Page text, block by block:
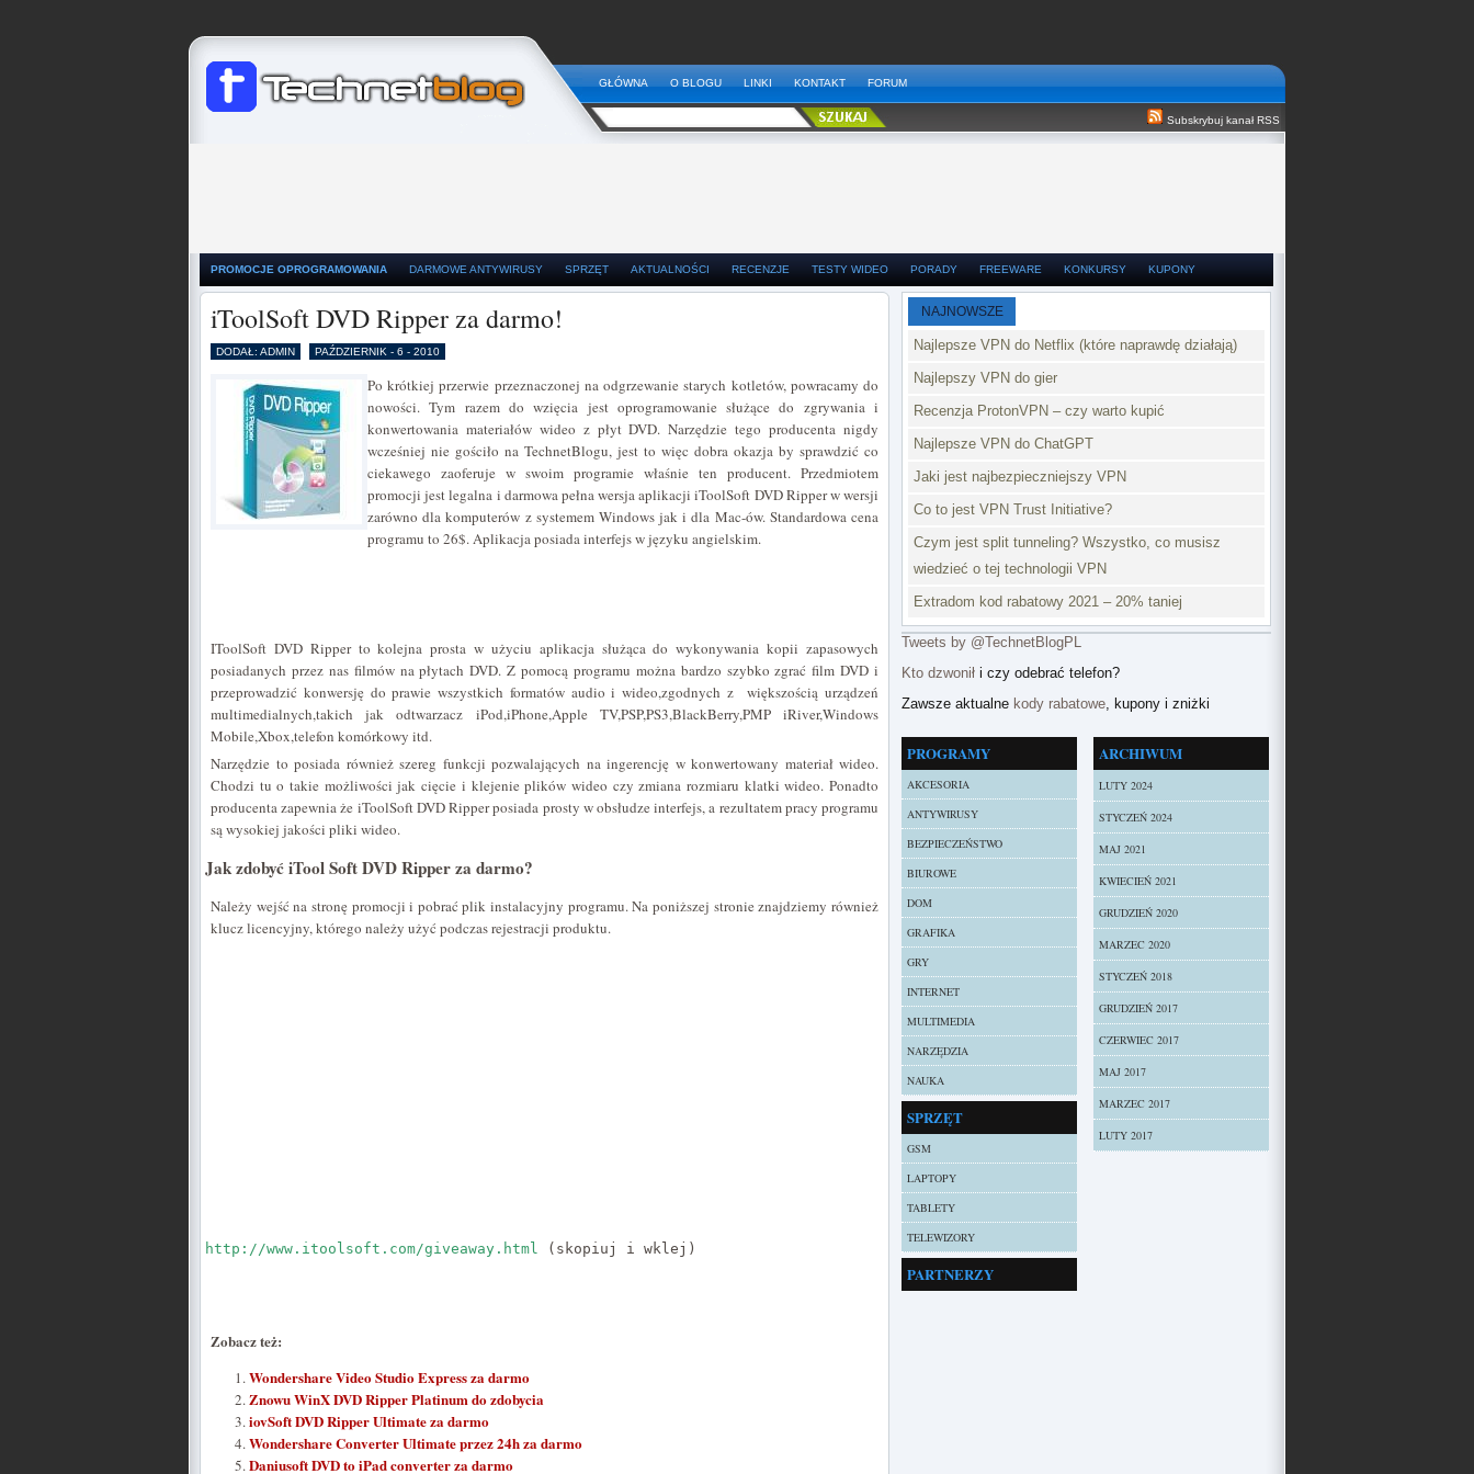
GŁÓWNA O BLOGU LINKI KONTAKT FORUM
Subskrybuj kanał RSS
PROMOCJE OPROGRAMOWANIA DARMOWE ANTYWIRUSY SPRZĘT AKTUALNOŚCI RECENZJE TESTY WIDEO PORADY FREEWARE KONKURSY KUPONY
iToolSoft DVD Ripper za darmo!
DODAŁ: ADMIN PAŹDZIERNIK - 6 - 2010
Po krótkiej przerwie przeznaczonej na odgrzewanie starych kotletów, powracamy do
nowości. Tym razem do wzięcia jest oprogramowanie służące do zgrywania i
konwertowania materiałów wideo z płyt DVD. Narzędzie tego producenta nigdy
wcześniej nie gościło na TechnetBlogu, jest to więc dobra okazja by sprawdzić co
ciekawego zaoferuje w swoim programie właśnie ten producent. Przedmiotem
promocji jest legalna i darmowa pełna wersja aplikacji iToolSoft DVD Ripper w wersji
zarówno dla komputerów z systemem Windows jak i dla Mac-ów. Standardowa cena
programu to 26$. Aplikacja posiada interfejs w języku angielskim.
IToolSoft DVD Ripper to kolejna prosta w użyciu aplikacja służąca do wykonywania kopii zapasowych
posiadanych przez nas filmów na płytach DVD. Z pomocą programu można bardzo szybko zgrać film DVD i
przeprowadzić konwersję do prawie wszystkich formatów audio i wideo,zgodnych z większością urządzeń
multimedialnych,takich jak odtwarzacz iPod,iPhone,Apple TV,PSP,PS3,BlackBerry,PMP iRiver,Windows
Mobile,Xbox,telefon komórkowy itd.
Narzędzie to posiada również szereg funkcji pozwalających na ingerencję w konwertowany materiał wideo.
Chodzi tu o takie możliwości jak cięcie i klejenie plików wideo czy zmiana rozmiaru klatki wideo. Ponadto
producenta zapewnia że iToolSoft DVD Ripper posiada prosty w obsłudze interfejs, a rezultatem pracy programu
są wysokiej jakości pliki wideo.
Jak zdobyć iTool Soft DVD Ripper za darmo?
Należy wejść na stronę promocji i pobrać plik instalacyjny programu. Na poniższej stronie znajdziemy również
klucz licencyjny, którego należy użyć podczas rejestracji produktu.
http://www.itoolsoft.com/giveaway.html (skopiuj i wklej)
Zobacz też:
Wondershare Video Studio Express za darmo
Znowu WinX DVD Ripper Platinum do zdobycia
iovSoft DVD Ripper Ultimate za darmo
Wondershare Converter Ultimate przez 24h za darmo
Daniusoft DVD to iPad converter za darmo
NAJNOWSZE
Najlepsze VPN do Netflix (które naprawdę działają)
Najlepszy VPN do gier
Recenzja ProtonVPN – czy warto kupić
Najlepsze VPN do ChatGPT
Jaki jest najbezpieczniejszy VPN
Co to jest VPN Trust Initiative?
Czym jest split tunneling? Wszystko, co musisz
wiedzieć o tej technologii VPN
Extradom kod rabatowy 2021 – 20% taniej
Tweets by @TechnetBlogPL
Kto dzwonił i czy odebrać telefon?
Zawsze aktualne kody rabatowe, kupony i zniżki
ARCHIWUM
LUTY 2024
STYCZEŃ 2024
MAJ 2021
KWIECIEŃ 2021
GRUDZIEŃ 2020
MARZEC 2020
STYCZEŃ 2018
GRUDZIEŃ 2017
CZERWIEC 2017
MAJ 2017
MARZEC 2017
LUTY 2017
PROGRAMY
AKCESORIA
ANTYWIRUSY
BEZPIECZEŃSTWO
BIUROWE
DOM
GRAFIKA
GRY
INTERNET
MULTIMEDIA
NARZĘDZIA
NAUKA
SPRZĘT
GSM
LAPTOPY
TABLETY
TELEWIZORY
PARTNERZY